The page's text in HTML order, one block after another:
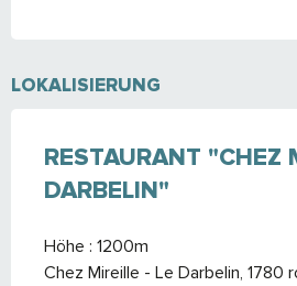
LOKALISIERUNG
RESTAURANT "CHEZ
DARBELIN"
Höhe : 1200m
Chez Mireille - Le Darbelin, 1780